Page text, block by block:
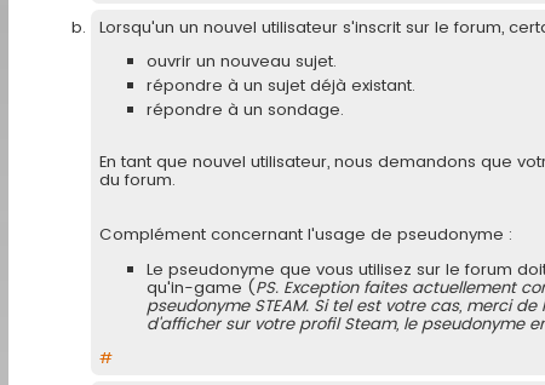
Lorsqu'un un nouvel utilisateur s'inscrit sur le forum,
ouvrir un nouveau sujet.
répondre à un sujet déjà existant.
répondre à un sondage.
En tant que nouvel utilisateur, nous demandons que
du forum.
Complément concernant l'usage de pseudonyme :
Le pseudonyme que vous utilisez sur le forum
qu'in-game (PS. Exception faites actuellement
pseudonyme STEAM. Si tel est votre cas, merci
d'afficher sur votre profil Steam, le pseudonyme
#